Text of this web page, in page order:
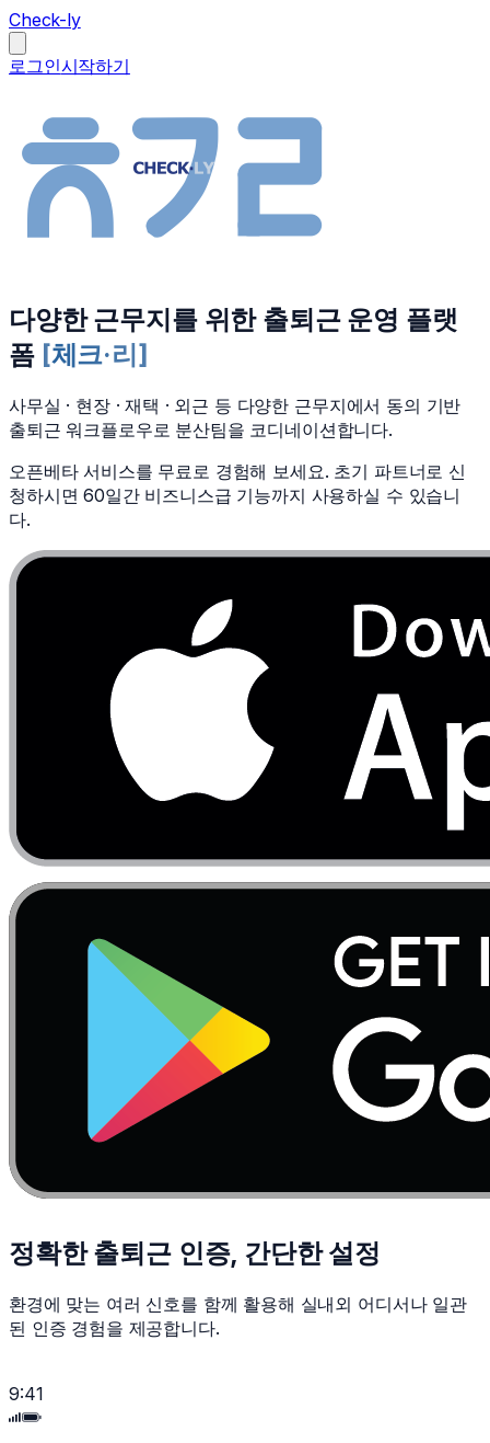
Check-ly
로그인시작하기
다양한 근무지를 위한 출퇴근 운영 플랫
폼 [체크·리 ]
사무실 · 현장 · 재택 · 외근 등 다양한 근무지에서 동의 기반
출퇴근 워크플로우로 분산팀을 코디네이션합니다.
오픈베타 서비스를 무료로 경험해 보세요. 초기 파트너로 신
청하시면 60일간 비즈니스급 기능까지 사용하실 수 있습니
다.
정확한 출퇴근 인증, 간단한 설정
환경에 맞는 여러 신호를 함께 활용해 실내외 어디서나 일관
된 인증 경험을 제공합니다.
9:41